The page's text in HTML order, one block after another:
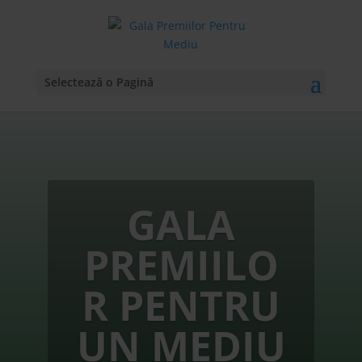
Selectează o Pagină
GALA
PREMIILO
R PENTRU
UN MEDIU